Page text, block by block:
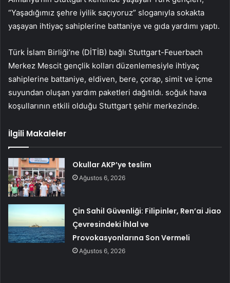
“Yaşadığımız şehre iyilik saçıyoruz” sloganıyla sokakta
yaşayan ihtiyaç sahiplerine battaniye ve gıda yardımı yaptı.
Türk İslam Birliği’ne (DİTİB) bağlı Stuttgart-Feuerbach
Merkez Mescit gençlik kolları düzenlemesiyle ihtiyaç
sahiplerine battaniye, eldiven, bere, çorap, simit ve içme
suyundan oluşan yardım paketleri dağıtıldı. soğuk hava
koşullarının etkili olduğu Stuttgart şehir merkezinde.
İlgili Makaleler
Okullar AKP’ye teslim
Ağustos 6, 2026
Çin Sahil Güvenliği: Filipinler, Ren’ai Jiao
Çevresindeki İhlal ve
Provokasyonlarına Son Vermeli
Ağustos 6, 2026